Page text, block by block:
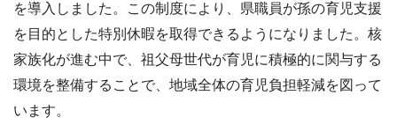
を導入しました。この制度により、県職員が孫の育児支援
を目的とした特別休暇を取得できるようになりました。核
家族化が進む中で、祖父母世代が育児に積極的に関与する
環境を整備することで、地域全体の育児負担軽減を図って
います。